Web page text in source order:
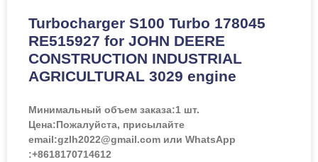
Turbocharger S100 Turbo 178045
RE515927 for JOHN DEERE
CONSTRUCTION INDUSTRIAL
AGRICULTURAL 3029 engine
Минимальный объем заказа:1 шт.
Цена:Пожалуйста, присылайте
email:gzlh2022@gmail.com или WhatsApp
:+8618170714612